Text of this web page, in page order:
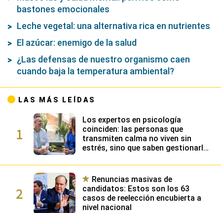
bastones emocionales
Leche vegetal: una alternativa rica en nutrientes
El azúcar: enemigo de la salud
¿Las defensas de nuestro organismo caen
cuando baja la temperatura ambiental?
LAS MÁS LEÍDAS
1
Los expertos en psicología
coinciden: las personas que
transmiten calma no viven sin
estrés, sino que saben gestionarlo
emocional
2
Renuncias masivas de
candidatos: Estos son los 63
casos de reelección encubierta a
nivel nacional